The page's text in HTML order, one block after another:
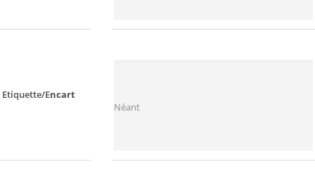
Etiquette/Encart
Néant